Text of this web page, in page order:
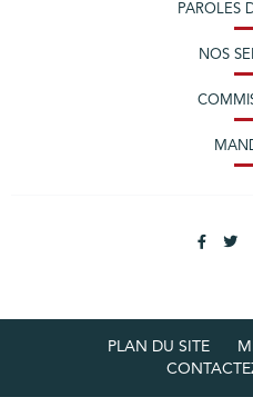
PAROLES
NOS
PLAN DU SITE